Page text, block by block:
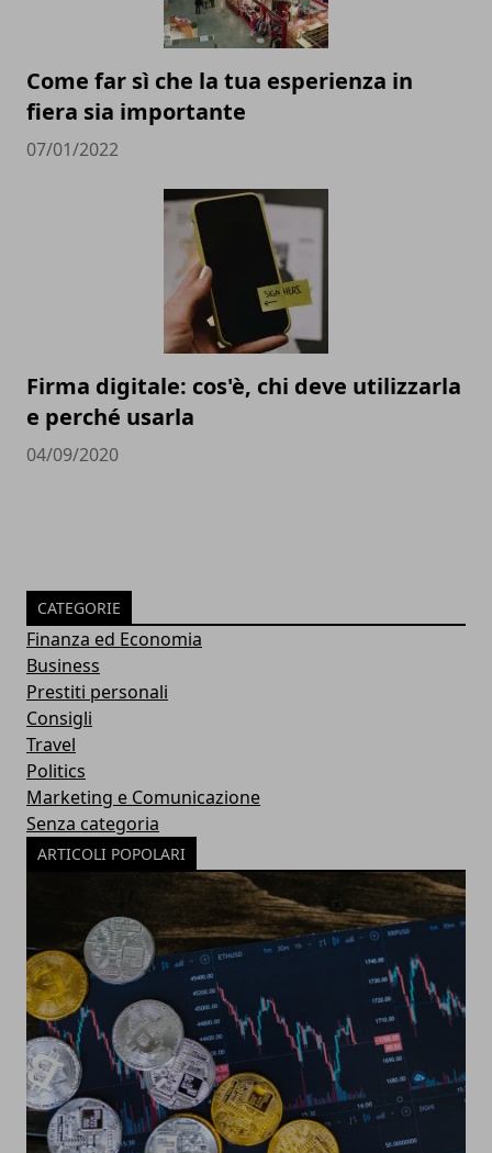
Come far sì che la tua esperienza in
fiera sia importante
07/01/2022
Firma digitale: cos'è, chi deve utilizzarla
e perché usarla
04/09/2020
CATEGORIE
Finanza ed Economia
Business
Prestiti personali
Consigli
Travel
Politics
Marketing e Comunicazione
Senza categoria
ARTICOLI POPOLARI